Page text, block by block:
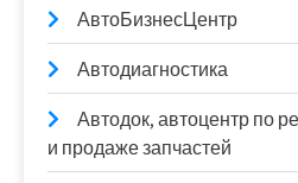
АвтоБизнесЦентр
Автодиагностика
Автодок, автоцентр по
и продаже запчастей